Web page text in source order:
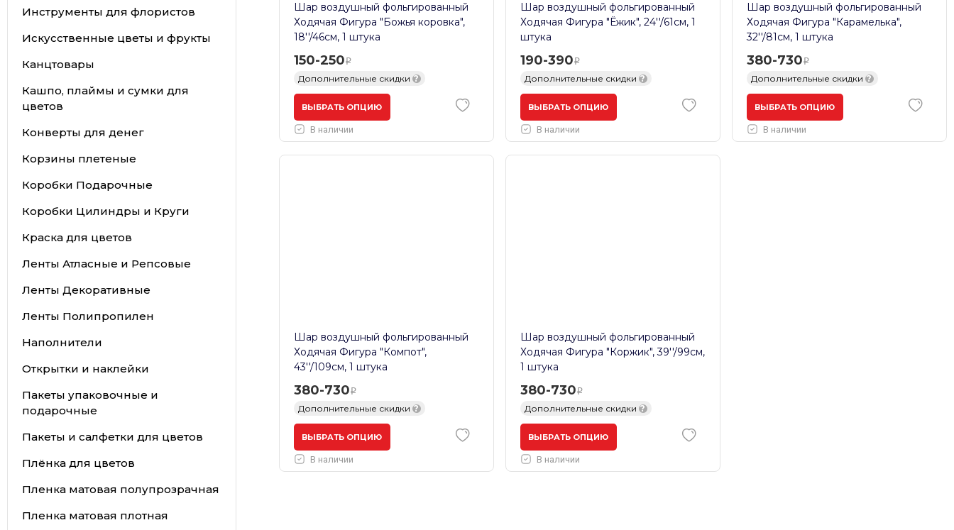
Шар воздушный фольгированный
Ходячая Фигура "Божья коровка",
18''/46см, 1 штука
150-250
Дополнительные скидки ?
ВЫБРАТЬ ОПЦИЮ
В наличии
Шар воздушный фольгированный
Ходячая Фигура "Ёжик", 24''/61см, 1
штука
190-390
Дополнительные скидки ?
ВЫБРАТЬ ОПЦИЮ
В наличии
Шар воздушный фольгированный
Ходячая Фигура "Карамелька",
32''/81см, 1 штука
380-730
Дополнительные скидки ?
ВЫБРАТЬ ОПЦИЮ
В наличии
Шар воздушный фольгированный
Ходячая Фигура "Компот",
43''/109см, 1 штука
380-730
Дополнительные скидки ?
ВЫБРАТЬ ОПЦИЮ
В наличии
Шар воздушный фольгированный
Ходячая Фигура "Коржик", 39''/99см,
1 штука
380-730
Дополнительные скидки ?
ВЫБРАТЬ ОПЦИЮ
В наличии
Инструменты для флористов
Искусственные цветы и фрукты
Канцтовары
Кашпо, плаймы и сумки для
цветов
Конверты для денег
Корзины плетеные
Коробки Подарочные
Коробки Цилиндры и Круги
Краска для цветов
Ленты Атласные и Репсовые
Ленты Декоративные
Ленты Полипропилен
Наполнители
Открытки и наклейки
Пакеты упаковочные и
подарочные
Пакеты и салфетки для цветов
Плёнка для цветов
Пленка матовая полупрозрачная
Пленка матовая плотная